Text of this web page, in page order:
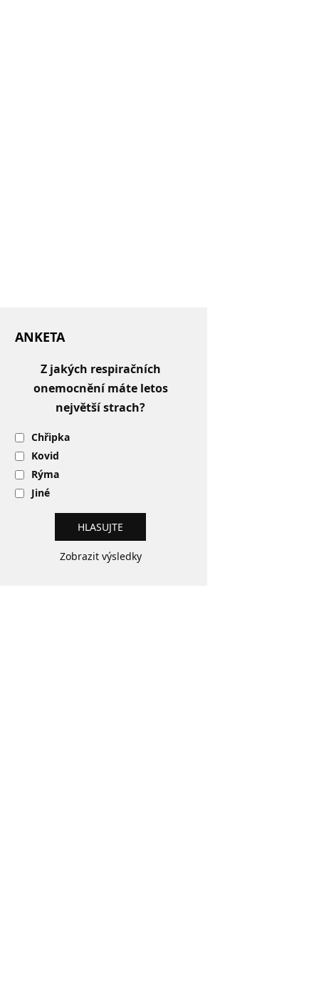
ANKETA
Z jakých respiračních
onemocnění máte letos
největší strach?
Chřipka
Kovid
Rýma
Jiné
Zobrazit výsledky